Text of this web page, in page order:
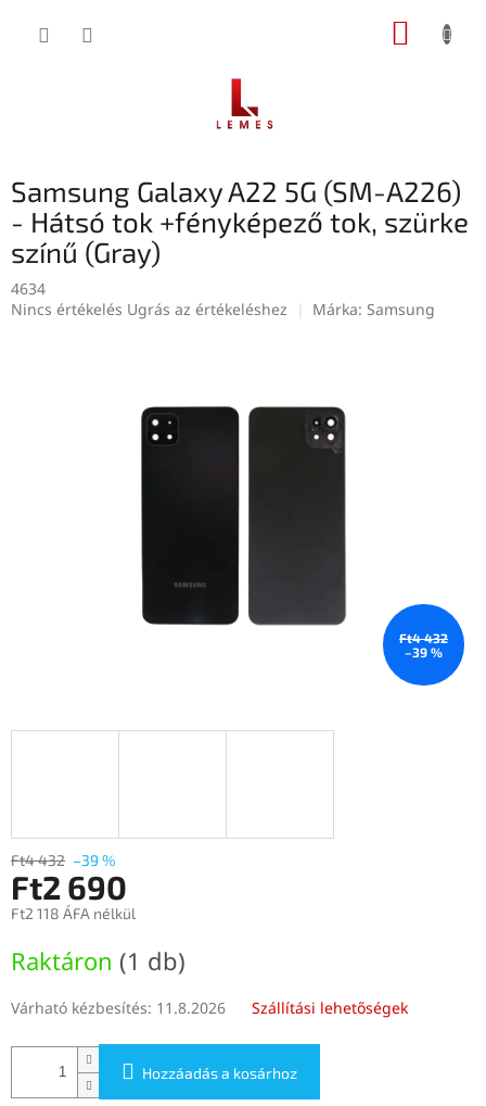
KOSÁR
Samsung Galaxy A22 5G (SM-A226)
- Hátsó tok +fényképező tok, szürke
színű (Gray)
4634
A
Nincs értékelés Ugrás az értékeléshez Márka: Samsung
Ft4 432
–39 %
Ft4 432 –39 %
Ft2 690
Ft2 118 ÁFA nélkül
Raktáron (1 db)
Várható kézbesítés: 11.8.2026 Szállítási lehetőségek
Hozzáadás a kosárhoz